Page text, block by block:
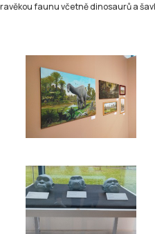
faunu včetně dinosaurů a